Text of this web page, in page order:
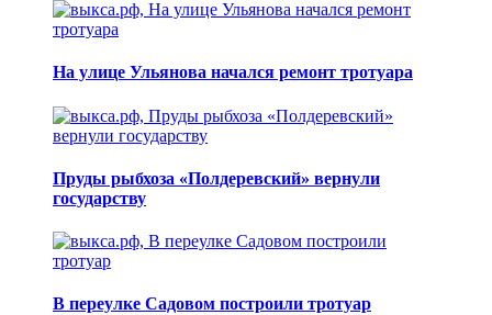
На улице Ульянова начался ремонт тротуара
Пруды рыбхоза «Полдеревский» вернули
государству
В переулке Садовом построили тротуар